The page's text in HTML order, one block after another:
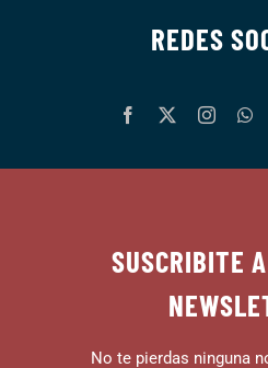
REDES
SUSCRIBITE
No te pierdas ninguna